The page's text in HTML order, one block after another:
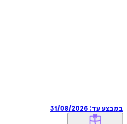
במבצע עד: 31/08/2026